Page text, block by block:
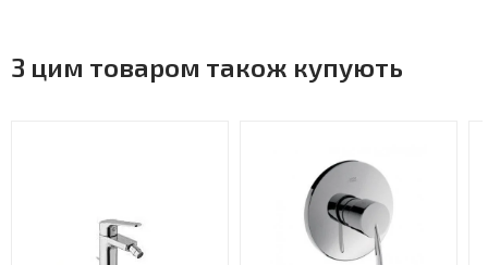
З цим товаром також купують